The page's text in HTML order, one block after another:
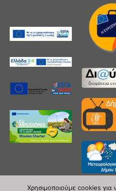
Χρησιμοποιούμε cookies